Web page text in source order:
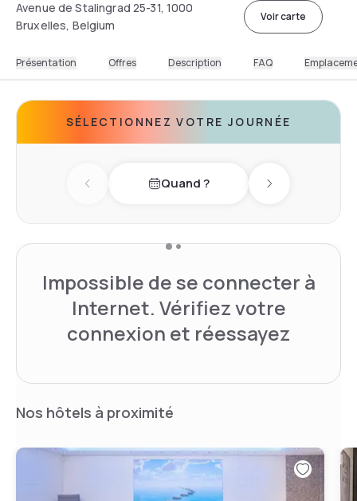
Avenue de Stalingrad 25-31, 1000
Bruxelles, Belgium
Voir carte
Présentation Offres Description FAQ
SÉLECTIONNEZ VOTRE JOURNÉE
Previous dayQuand ? Next day
Impossible de se connecter à
Internet. Vérifiez votre
connexion et réessayez
Nos hôtels à proximité